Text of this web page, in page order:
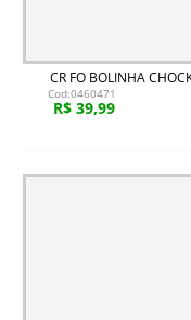
CR FO BOLINHA
Cod:0460471
R$ 39,99